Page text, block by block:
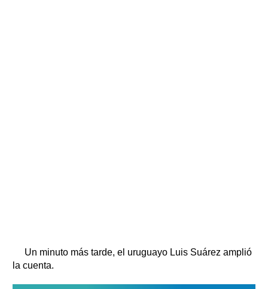
Un minuto más tarde, el uruguayo Luis Suárez amplió
la cuenta.